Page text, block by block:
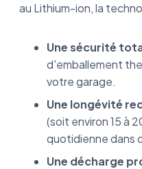
au Lithium-ion, la
Une sécurité
d'emballement
votre garage.
Une longévité
(soit environ 15 à
quotidienne dans
Une décharge